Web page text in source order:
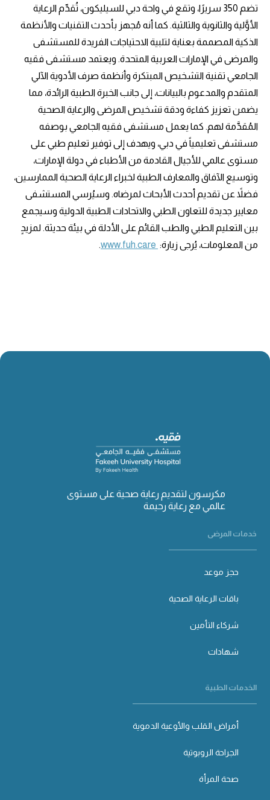
تضم 350 سريرًا، وتقع في واحة دبي للسيليكون، تُقدِّم الرعاية
الأوَّلية والثانوية والثالثية. كما أنه مُجهز بأحدث التقنيات والأنظمة
الذكية المصممة بعناية لتلبية الاحتياجات الفريدة للمستشفى
والمرضى في الإمارات العربية المتحدة. ويعتمد مستشفى فقيه
الجامعي تقنية التشخيص المبتكرة وأنظمة صرف الأدوية الآلي
المتقدم والمدعوم بالبيانات، إلى جانب الخبرة الطبية الرائدة، مما
يضمن تعزيز كفاءة ودقة تشخيص المرضى والرعاية الصحية
المُقدَّمة لهم. كما يعمل مستشفى فقيه الجامعي بوصفه
مستشفى تعليمياً في دبي، ويهدف إلى توفير تعليم طبي على
مستوى عالمي للأجيال القادمة من الأطباء في دولة الإمارات،
وتوسيع الآفاق والمعارف الطبية لخبراء الرعاية الصحية الممارسين،
فضلاً عن تقديم أحدث الأبحاث لمرضاه. وسيُرسي المستشفى
معايير جديدة للتعاون الطبي والاتحادات الطبية الدولية وسيجمع
بين التعليم الطبي والطب القائم على الأدلة في بيئة حديثة. لمزيدٍ
من المعلومات، يُرجى زيارة: www.fuh.care
.
مكرسون لتقديم رعاية صحية على مستوى
عالمي مع رعاية رحيمة
خدمات المرضى
حجز موعد
باقات الرعاية الصحية
شركاء التأمين
شهادات
الخدمات الطبية
أمراض القلب والأوعية الدموية
الجراحة الروبوتية
صحة المرأة